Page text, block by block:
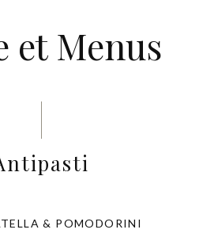
et Menus
& POMODORINI